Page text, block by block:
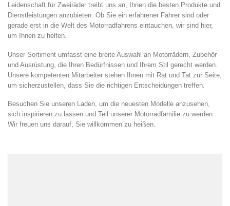
Leidenschaft für Zweiräder treibt uns an, Ihnen die besten Produkte und
Dienstleistungen anzubieten. Ob Sie ein erfahrener Fahrer sind oder
gerade erst in die Welt des Motorradfahrens eintauchen, wir sind hier,
um Ihnen zu helfen.
Unser Sortiment umfasst eine breite Auswahl an Motorrädern, Zubehör
und Ausrüstung, die Ihren Bedürfnissen und Ihrem Stil gerecht werden.
Unsere kompetenten Mitarbeiter stehen Ihnen mit Rat und Tat zur Seite,
um sicherzustellen, dass Sie die richtigen Entscheidungen treffen.
Besuchen Sie unseren Laden, um die neuesten Modelle anzusehen,
sich inspirieren zu lassen und Teil unserer Motorradfamilie zu werden.
Wir freuen uns darauf, Sie willkommen zu heißen.